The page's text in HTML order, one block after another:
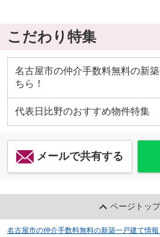
こだわり特集
名古屋市の仲介手数料無料の新
ちら！
代表日比野のおすすめ物件特集
メールで共有する
ページトッ
名古屋市の仲介手数料無料の新築一戸建て情報